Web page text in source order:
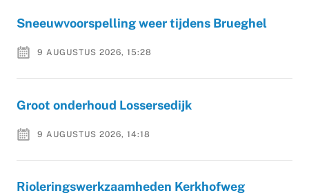
Sneeuwvoorspelling weer tijdens Brueghel
9 AUGUSTUS 2026, 15:28
Groot onderhoud Lossersedijk
9 AUGUSTUS 2026, 14:18
Rioleringswerkzaamheden Kerkhofweg